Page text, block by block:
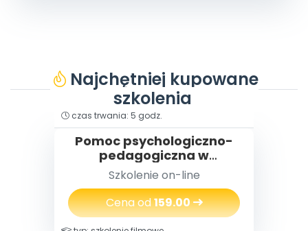
Najchętniej kupowane
szkolenia
typ: szkolenie filmowe
czas trwania: 5 godz.
Pomoc psychologiczno-
pedagogiczna w
przedszkolu
Szkolenie on-line
Cena od159.00